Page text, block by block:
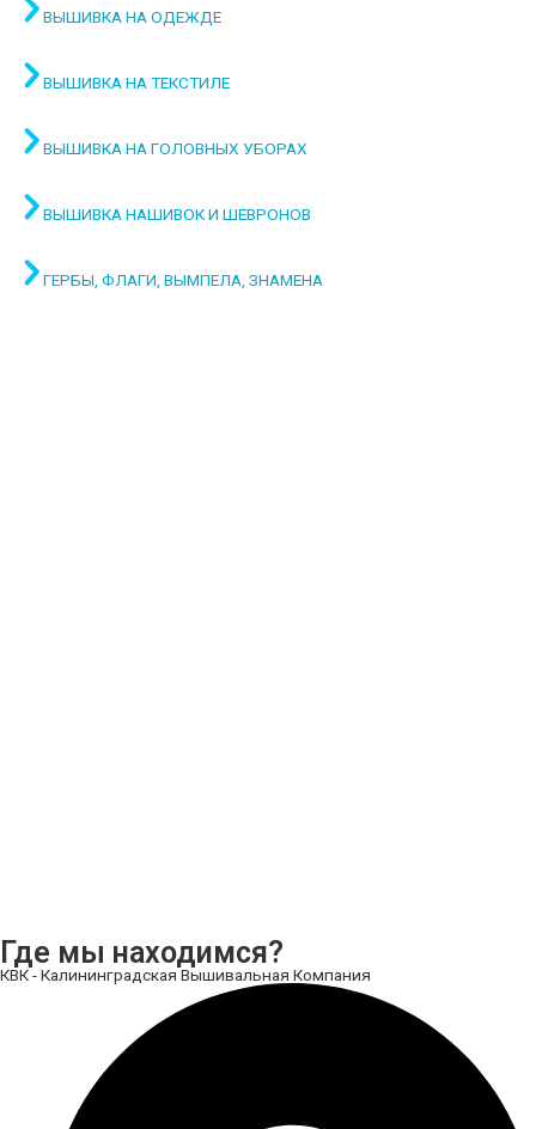
ВЫШИВКА НА ОДЕЖДЕ
ВЫШИВКА НА ТЕКСТИЛЕ
ВЫШИВКА НА ГОЛОВНЫХ УБОРАХ
ВЫШИВКА НАШИВОК И ШЕВРОНОВ
ГЕРБЫ, ФЛАГИ, ВЫМПЕЛА, ЗНАМЕНА
Где мы находимся?
КВК - Калининградская Вышивальная Компания